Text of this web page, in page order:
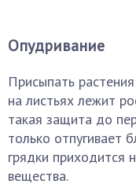
Опудривание
Присыпать
на листьях лежит
такая защита до
только отпугивает
грядки приходится
вещества.